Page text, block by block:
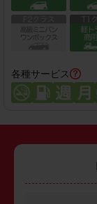
各種サービス